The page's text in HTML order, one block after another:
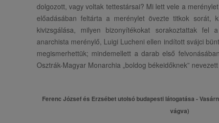
dolgozott, vagy voltak tettestársai? Mi lett vele a
előadásában feltárta a merénylet övezte titkok sorát,
kivizsgálása, milyen bizonyítékokat sorakoztattak fel
anarchista merénylő, Luigi Lucheni ellen indított svájci
megismerhettük; mindemellett a darab első
Osztrák-Magyar Monarchia „boldog békeidőknek”
Ferenc József és Erzsébet utolsó budapesti látogatása -
vágva)